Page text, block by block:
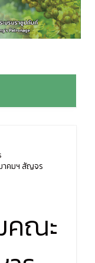
าคมฯ สัญจร
คณะ